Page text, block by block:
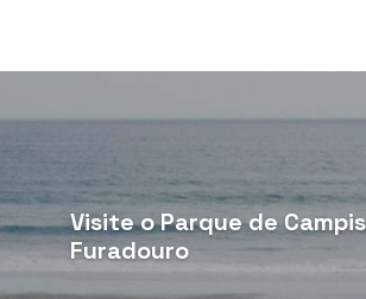
Visite o Parque de
Furadouro